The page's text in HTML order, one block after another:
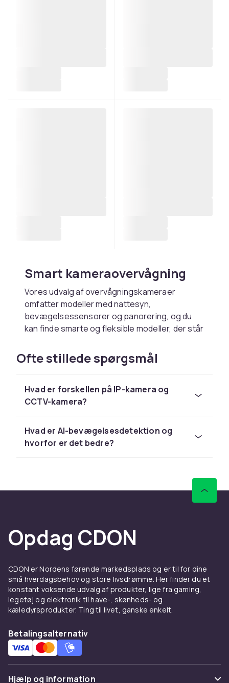
Smart kameraovervågning
Vores udvalg af overvågningskameraer
omfatter modeller med nattesyn,
bevægelsessensorer og panorering, og du
kan finde smarte og fleksible modeller, der står
monteres i loftet. Dit overvågningskamera
forbindes til din iPhone eller Android-telefon
app kan du se alt, hvad der foregår. Der findes
også modeller med tovejslyd, der giver dig
overvågningskamera, samt varianter med
spotlights og alarmer, der skræmmer ubudne
overvågningskameraer, der tilbyder ekstra høj
opløsning, HD-kvalitet, der giver krystalklare
billeder både dag og nat. Får du af og til besøg
højteknologiske bevægelsessensorer. I nogle
tilfælde kan udendørskameraer også oplades
Overvågningskameraer -
tyvens værste fjende
og med hjælp fra moderne teknologi kan du nu
optage, hvad der foregår - for eksempel
stemme eller video - og få kameraet til at
sende materialet til dig via e-mail.
Indendørsmodeller er normalt meget diskrete
Ofte stillede spørgsmål
Hvad er forskellen på IP-kamera og
CCTV-kamera?
Hvad er AI-bevægelsesdetektion og
hvorfor er det bedre?
Opdag CDON
CDON er Nordens førende markedsplads og er til for dine
små hverdagsbehov og store livsdrømme. Her finder du et
konstant voksende udvalg af produkter, lige fra gaming,
legetøj og elektronik til have-, skønheds- og
kæledyrsprodukter. Ting til livet, ganske enkelt.
Betalingsalternativ
Hjælp og information